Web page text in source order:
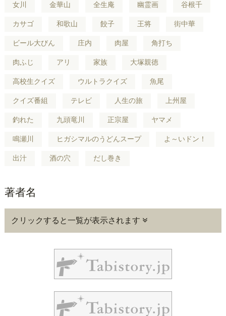
女川 金華山 全生庵 幽霊画 谷根千
カサゴ 和歌山 餃子 王将 街中華
ビール大びん 庄内 肉屋 角打ち
肉ふじ アリ 家族 大塚親徳
高校生クイズ ウルトラクイズ 魚尾
クイズ番組 テレビ 人生の旅 上州屋
釣れた 九頭竜川 正宗屋 ヤマメ
鳴瀬川 ヒガシマルのうどんスープ よ～いドン！
出汁 酒の穴 だし巻き
著者名
クリックすると一覧が表示されます